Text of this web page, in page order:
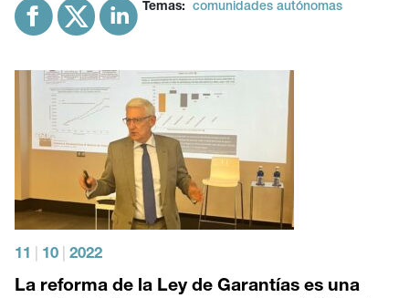
Temas: comunidades autónomas
11 10 2022
La reforma de la Ley de Garantías es una